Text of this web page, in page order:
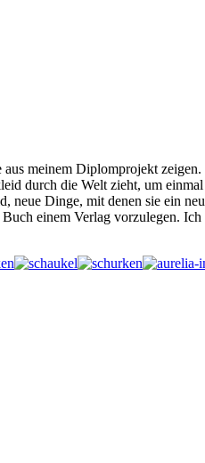
meinem Diplomprojekt
durch die Welt zieht, um
neue Dinge, mit denen sie ein
einem Verlag vorzulegen.